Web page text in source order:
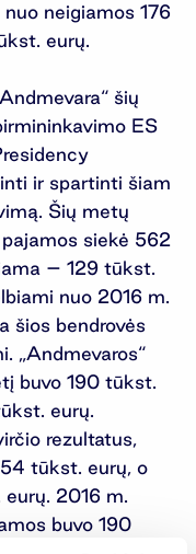
neigiamos 176
eurų.
šių
ES
ir spartinti šiam
Šių metų
siekė 562
– 129 tūkst.
nuo 2016 m.
šios bendrovės
„Andmevaros“
buvo 190 tūkst.
eurų.
rezultatus,
tūkst. eurų, o
2016 m.
buvo 190